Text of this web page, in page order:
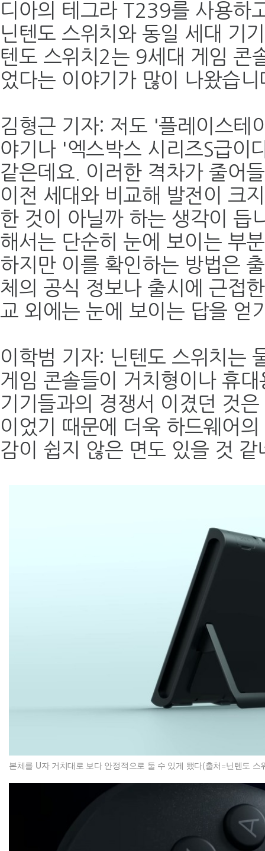
디아의 테그라 T239를 사용하
닌텐도 스위치와 동일 세대 기
텐도 스위치2는 9세대 게임 콘
었다는 이야기가 많이 나왔습니
김형근 기자: 저도 '플레이스테
야기나 '엑스박스 시리즈S급이
같은데요. 이러한 격차가 줄어
이전 세대와 비교해 발전이 크
한 것이 아닐까 하는 생각이 듭
해서는 단순히 눈에 보이는 부
하지만 이를 확인하는 방법은
체의 공식 정보나 출시에 근접
교 외에는 눈에 보이는 답을 얻
이학범 기자: 닌텐도 스위치는
게임 콘솔들이 거치형이나 휴
기기들과의 경쟁서 이겼던 것
이었기 때문에 더욱 하드웨어
감이 쉽지 않은 면도 있을 것 같
본체를 U자 거치대로 보다 안정적으로 둘 수 있게 됐다(출처=닌텐도 스